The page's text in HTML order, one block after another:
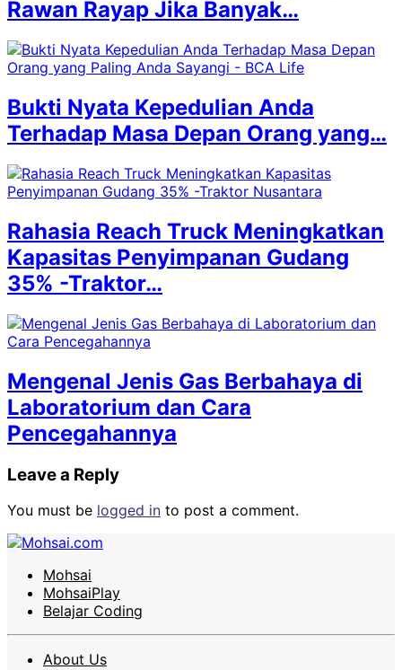
Rawan Rayap Jika Banyak…
Bukti Nyata Kepedulian Anda
Terhadap Masa Depan Orang yang…
Rahasia Reach Truck Meningkatkan
Kapasitas Penyimpanan Gudang
35% -Traktor…
Mengenal Jenis Gas Berbahaya di
Laboratorium dan Cara
Pencegahannya
Leave a Reply
You must be logged in to post a comment.
Mohsai
MohsaiPlay
Belajar Coding
About Us